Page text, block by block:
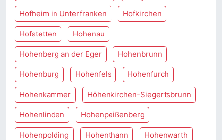
Hofheim in Unterfranken Hofkirchen
Hofstetten Hohenau
Hohenberg an der Eger Hohenbrunn
Hohenburg Hohenfels Hohenfurch
Hohenkammer Höhenkirchen-Siegertsbrunn
Hohenlinden Hohenpeißenberg
Hohenpolding Hohenthann Hohenwarth